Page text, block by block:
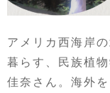
アメリカ西海岸
暮らす、民族植
佳奈さん。海外